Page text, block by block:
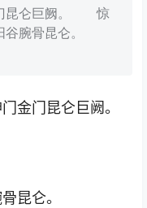
昆仑巨阙。 惊
谷腕骨昆仑。
门昆仑巨阙。
昆仑。